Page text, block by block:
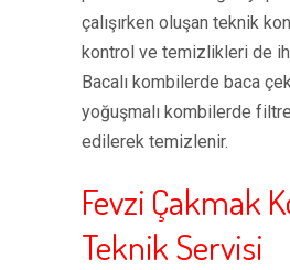
çalışırken oluşan teknik
kontrol ve temizlikleri de
Bacalı kombilerde baca
yoğuşmalı kombilerde
edilerek temizlenir.
Fevzi Çakmak
Teknik Servisi